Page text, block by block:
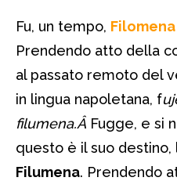
Fu, un tempo,
Prendendo atto della
al passato remoto del
in lingua napoletana, f
filumena.Â Fugge, e si
questo è il suo destino,
Filumena. Prendendo